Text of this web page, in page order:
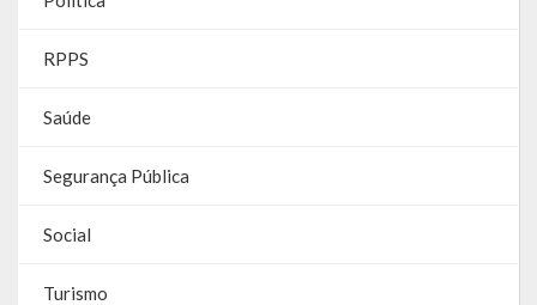
RPPS
RPPS
Saúde
Segurança Pública
Social
Turismo